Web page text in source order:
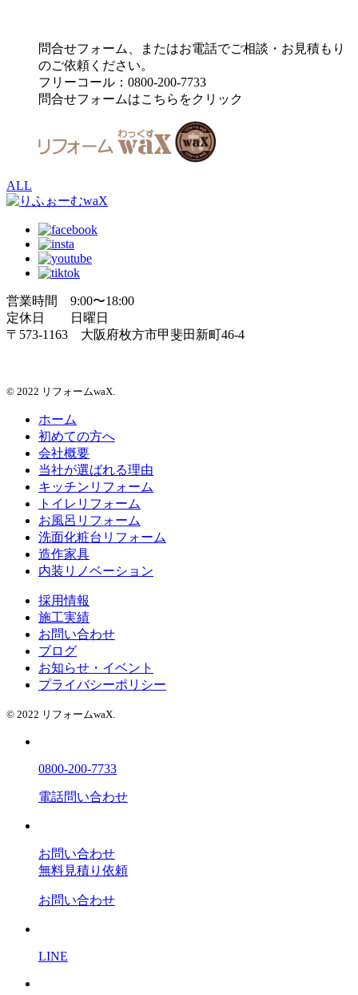
問合せフォーム、またはお電話でご相談・お見積もり
のご依頼ください。
フリーコール：0800-200-7733
問合せフォームはこちらをクリック
ALL
営業時間 9:00〜18:00
定休日 日曜日
〒573-1163 大阪府枚方市甲斐田新町46-4
© 2022 リフォームwaX.
ホーム
初めての方へ
会社概要
当社が選ばれる理由
キッチンリフォーム
トイレリフォーム
お風呂リフォーム
洗面化粧台リフォーム
造作家具
内装リノベーション
採用情報
施工実績
お問い合わせ
ブログ
お知らせ・イベント
プライバシーポリシー
© 2022 リフォームwaX.
0800-200-7733
電話問い合わせ
お問い合わせ
無料見積り依頼
お問い合わせ
LINE